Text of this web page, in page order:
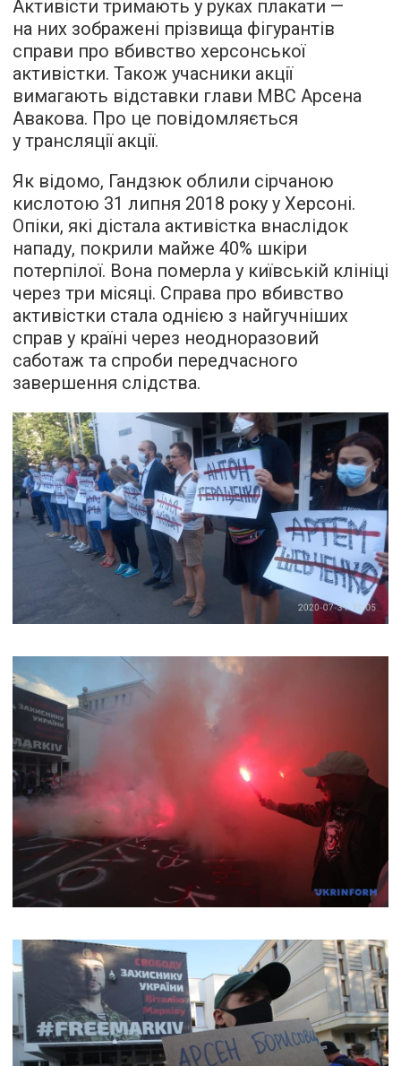
Активісти тримають у руках плакати —
на них зображені прізвища фігурантів
справи про вбивство херсонської
активістки. Також учасники акції
вимагають відставки глави МВС Арсена
Авакова. Про це повідомляється
у трансляції акції.
Як відомо, Гандзюк облили сірчаною
кислотою 31 липня 2018 року у Херсоні.
Опіки, які дістала активістка внаслідок
нападу, покрили майже 40% шкіри
потерпілої. Вона померла у київській клініці
через три місяці. Справа про вбивство
активістки стала однією з найгучніших
справ у країні через неодноразовий
саботаж та спроби передчасного
завершення слідства.